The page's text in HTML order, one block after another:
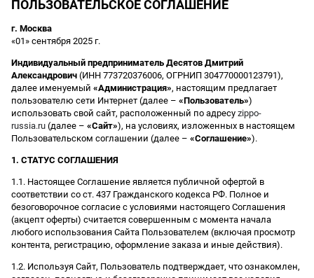
ПОЛЬЗОВАТЕЛЬСКОЕ СОГЛАШЕНИЕ
г. Москва
«01» сентября 2025 г.
Индивидуальный предприниматель Десятов Дмитрий
Александрович (ИНН 773720376006, ОГРНИП 304770000123791),
далее именуемый «Администрация», настоящим предлагает
пользователю сети Интернет (далее – «Пользователь»)
использовать свой сайт, расположенный по адресу zippo-
russia.ru (далее – «Сайт»), на условиях, изложенных в настоящем
Пользовательском соглашении (далее – «Соглашение»).
1. СТАТУС СОГЛАШЕНИЯ
1.1. Настоящее Соглашение является публичной офертой в
соответствии со ст. 437 Гражданского кодекса РФ. Полное и
безоговорочное согласие с условиями настоящего Соглашения
(акцепт оферты) считается совершенным с момента начала
любого использования Сайта Пользователем (включая просмотр
контента, регистрацию, оформление заказа и иные действия).
1.2. Используя Сайт, Пользователь подтверждает, что ознакомлен,